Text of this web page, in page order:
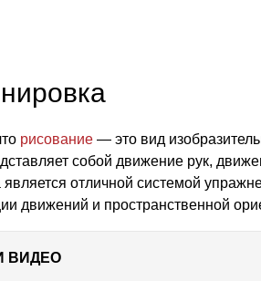
рисование — это вид
собой движение рук,
отличной системой
движений и пространственной
ВИДЕО